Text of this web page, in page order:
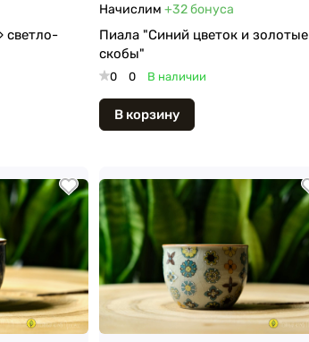
светло-
Начислим +32 бонуса
Пиала "Синий цветок и золотые
скобы"
0 0 В наличии
В корзину